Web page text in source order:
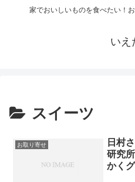
家でおいしいものを食べたい！
いえ
スイーツ
お取り寄せ
日村
研究
かくグ